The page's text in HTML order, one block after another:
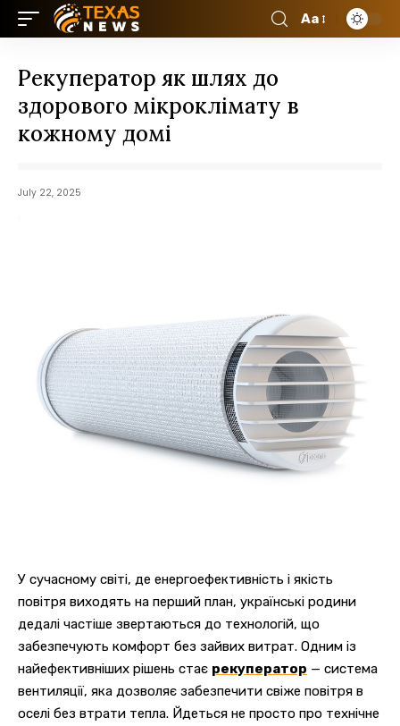
Aa
Рекуператор як шлях до
здорового мікроклімату в
кожному домі
July 22, 2025
У сучасному світі, де енергоефективність і якість
повітря виходять на перший план, українські родини
дедалі частіше звертаються до технологій, що
забезпечують комфорт без зайвих витрат. Одним із
найефективніших рішень стає рекуператор — система
вентиляції, яка дозволяє забезпечити свіже повітря в
оселі без втрати тепла. Йдеться не просто про технічне